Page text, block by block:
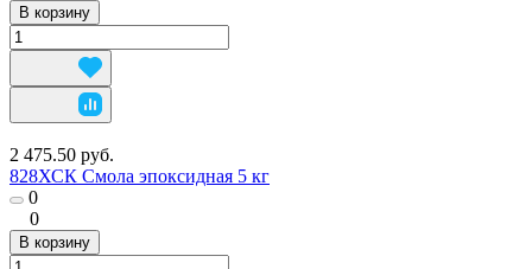
В корзину
2 475.50 руб.
828ХСК Смола эпоксидная 5 кг
0
0
В корзину